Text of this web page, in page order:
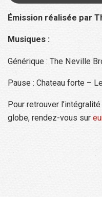
Émission réalisée par
Musiques :
Générique : The Neville
Pause : Chateau forte –
Pour retrouver
globe, rendez-vous sur